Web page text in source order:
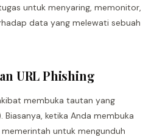
untuk menyaring, memonitor,
data yang melewati sebuah
URL Phishing
membuka tautan yang
Biasanya, ketika Anda membuka
untuk mengunduh